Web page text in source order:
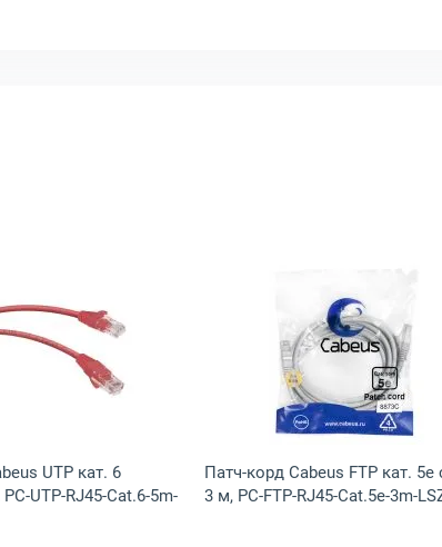
5m-OR-LSZH
LANMASTER 9/125 мкм жёлтый 2 м, TWT-LC-LC/SU-2.0
Открыть товар: Патч-корд Cabeus UTP кат. 6 красный
UTP кат. 6
UTP-RJ45-Cat.6-5m-
Открыть
Патч-корд Cabeus FTP кат. 5e
3 м, PC-FTP-RJ45-Cat.5e-3m-